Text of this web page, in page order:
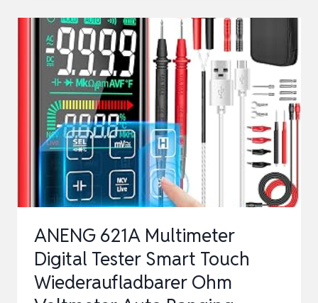
8-
STUFIG
(2000
BIS
12.000V)
ANENG 621A Multimeter
Digital Tester Smart Touch
Wiederaufladbarer Ohm